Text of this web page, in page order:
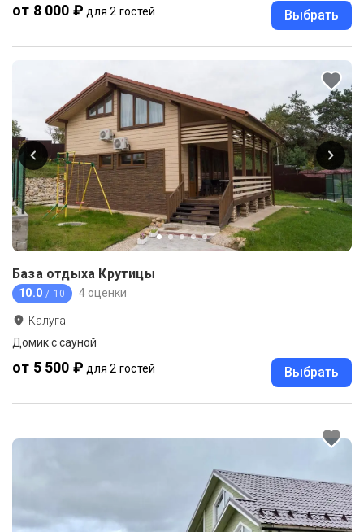
от 8 000 ₽ для 2 гостей Выбрать
База отдыха Крутицы
10.0 / 10 4 оценки
Калуга
Домик с сауной
от 5 500 ₽ для 2 гостей Выбрать